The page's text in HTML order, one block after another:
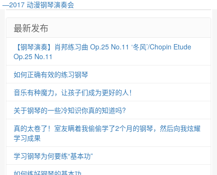
—2017 动漫钢琴演奏会
最新发布
【钢琴演奏】肖邦练习曲 Op.25 No.11 ‘冬风’/Chopin Etude
Op.25 No.11
如何正确有效的练习钢琴
音乐有种魔力，让孩子们成为更好的人！
关于钢琴的一些冷知识你真的知道吗?
真的太卷了！室友瞒着我偷偷学了2个月的钢琴，然后向我炫耀
学习成果
学习钢琴为何要练“基本功”